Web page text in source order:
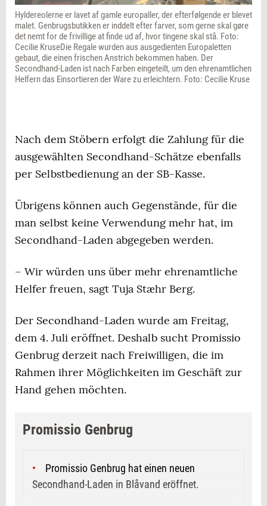
Hyldereolerne er lavet af gamle europaller, der efterfølgende er blevet
malet. Genbrugsbutikken er inddelt efter farver, som gerne skal gøre
det nemt for de frivillige at finde ud af, hvor tingene skal stå. Foto:
Cecilie KruseDie Regale wurden aus ausgedienten Europaletten
gebaut, die einen frischen Anstrich bekommen haben. Der
Secondhand-Laden ist nach Farben eingeteilt, um den ehrenamtlichen
Helfern das Einsortieren der Ware zu erleichtern. Foto: Cecilie Kruse
Nach dem Stöbern erfolgt die Zahlung für die
ausgewählten Secondhand-Schätze ebenfalls
per Selbstbedienung an der SB-Kasse.
Übrigens können auch Gegenstände, für die
man selbst keine Verwendung mehr hat, im
Secondhand-Laden abgegeben werden.
– Wir würden uns über mehr ehrenamtliche
Helfer freuen, sagt Tuja Stæhr Berg.
Der Secondhand-Laden wurde am Freitag,
dem 4. Juli eröffnet. Deshalb sucht Promissio
Genbrug derzeit nach Freiwilligen, die im
Rahmen ihrer Möglichkeiten im Geschäft zur
Hand gehen möchten.
Promissio Genbrug
Promissio Genbrug hat einen neuen
Secondhand-Laden in Blåvand eröffnet.